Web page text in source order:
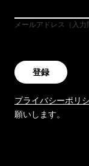
メールアドレス（入力
登録
プライバシーポリ
願いします。